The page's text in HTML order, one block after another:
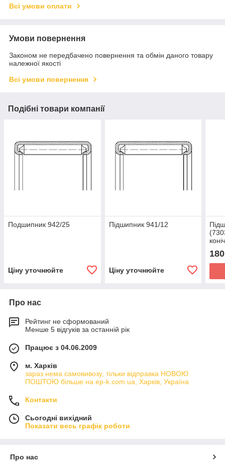
Всі умови оплати
Умови повернення
Законом не передбачено повернення та обмін даного товару
належної якості
Всі умови повернення
Подібні товари компанії
Подшипник 942/25
Ціну уточнюйте
Підшипник 941/12
Ціну уточнюйте
180
Про нас
Рейтинг не сформований
Менше 5 відгуків за останній рік
Працює з 04.06.2009
м. Харків
зараз нема самовивозу, тільки відправка НОВОЮ
ПОШТОЮ більше на ep-k.com.ua, Харків, Україна
Контакти
Сьогодні вихідний
Показати весь графік роботи
Про нас